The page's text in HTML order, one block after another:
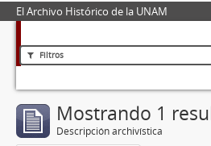
El Archivo Histórico de la UNAM
Filtros
Mostrando 1
Descripción archivística